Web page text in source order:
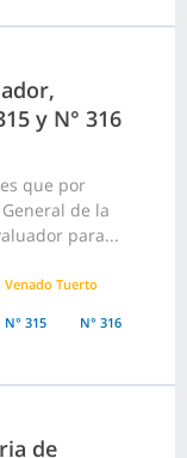
y N° 316
que por
de la
para...
Venado Tuerto
N° 315 N° 316
de